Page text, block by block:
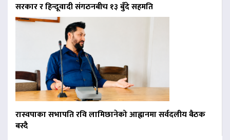
सरकार र हिन्दूवादी संगठनबीच १३ बुँदे सहमति
रास्वपाका सभापति रवि लामिछानेको आह्वानमा सर्वदलीय बैठक
बस्दै